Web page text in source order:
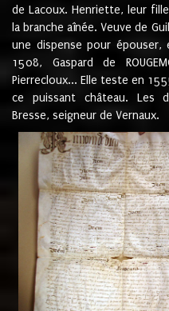
de Lacoux. Henriette, leur
la branche aînée. Veuve de
une dispense pour épouser,
1508, Gaspard de
Pierrecloux... Elle teste en
ce puissant château. Les
Bresse, seigneur de Vernaux.